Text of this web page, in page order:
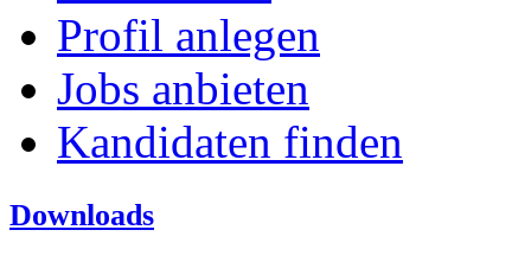
Profil anlegen
Jobs anbieten
Kandidaten finden
Downloads